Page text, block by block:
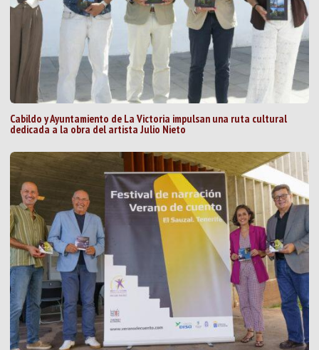
Cabildo y Ayuntamiento de La Victoria impulsan una ruta cultural
dedicada a la obra del artista Julio Nieto